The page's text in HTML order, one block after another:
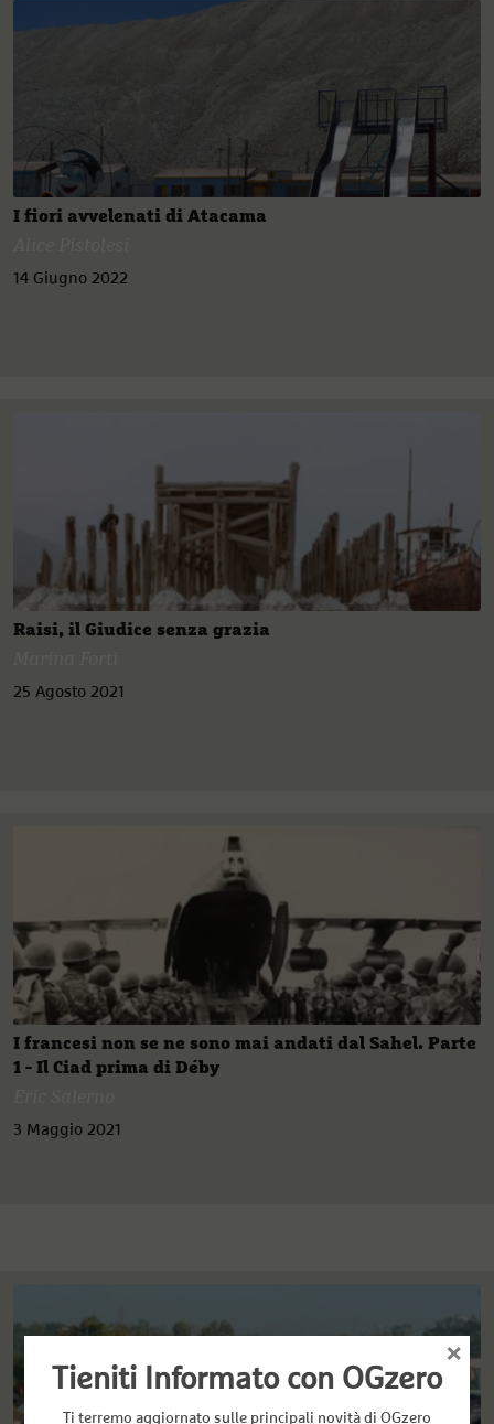
I fiori avvelenati di Atacama
14 Giugno 2022
Raisi, il Giudice senza grazia
25 Agosto 2021
I francesi non se ne sono mai andati dal Sahel. Parte
1 - Il Ciad prima di Déby
3 Maggio 2021
Tieniti Informato con OGzero
Ti terremo aggiornato sulle principali novità di OGzero
×